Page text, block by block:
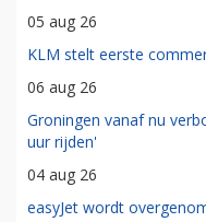
05 aug 26
KLM stelt eerste
06 aug 26
Groningen vanaf nu
uur rijden'
04 aug 26
easyJet wordt